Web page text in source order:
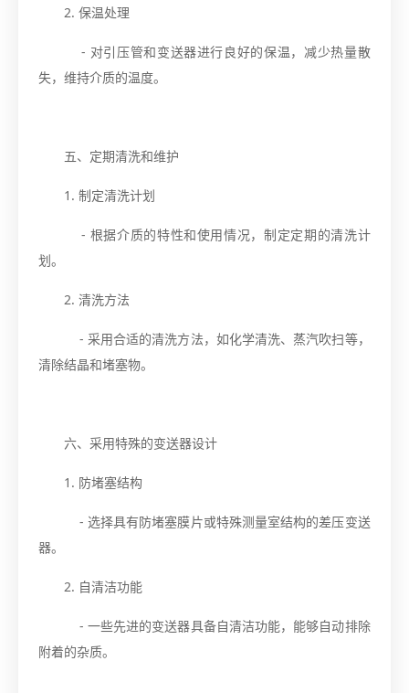
2. 保温处理
- 对引压管和变送器进行良好的保温，减少热量散
失，维持介质的温度。
五、定期清洗和维护
1. 制定清洗计划
- 根据介质的特性和使用情况，制定定期的清洗计
划。
2. 清洗方法
- 采用合适的清洗方法，如化学清洗、蒸汽吹扫等，
清除结晶和堵塞物。
六、采用特殊的变送器设计
1. 防堵塞结构
- 选择具有防堵塞膜片或特殊测量室结构的差压变送
器。
2. 自清洁功能
- 一些先进的变送器具备自清洁功能，能够自动排除
附着的杂质。